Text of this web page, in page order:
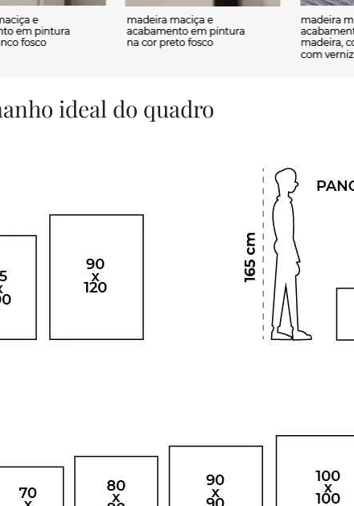
ideal do quadro